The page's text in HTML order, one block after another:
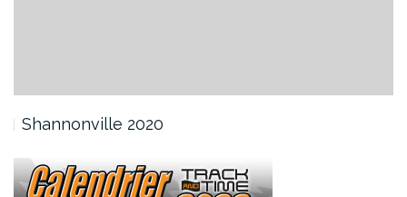
Shannonville 2020